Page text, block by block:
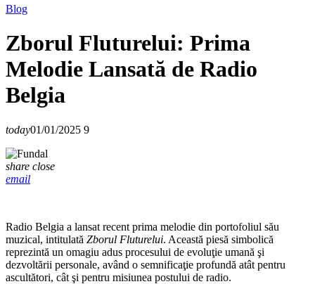
Blog
Zborul Fluturelui: Prima
Melodie Lansată de Radio
Belgia
today01/01/2025 9
share close
email
Radio Belgia a lansat recent prima melodie din portofoliul său
muzical, intitulată Zborul Fluturelui. Această piesă simbolică
reprezintă un omagiu adus procesului de evoluţie umană şi
dezvoltării personale, având o semnificaţie profundă atât pentru
ascultători, cât şi pentru misiunea postului de radio.